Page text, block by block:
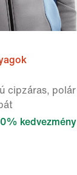
cipzáras, polár
kedvezmény